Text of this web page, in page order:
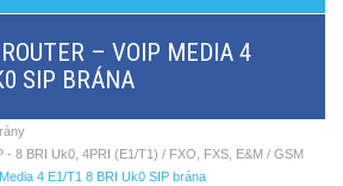
– VOIP MEDIA 4
SIP BRÁNA
- 8 BRI Uk0, 4PRI (E1/T1) / FXO, FXS, E&M / GSM
4 E1/T1 8 BRI Uk0 SIP brána